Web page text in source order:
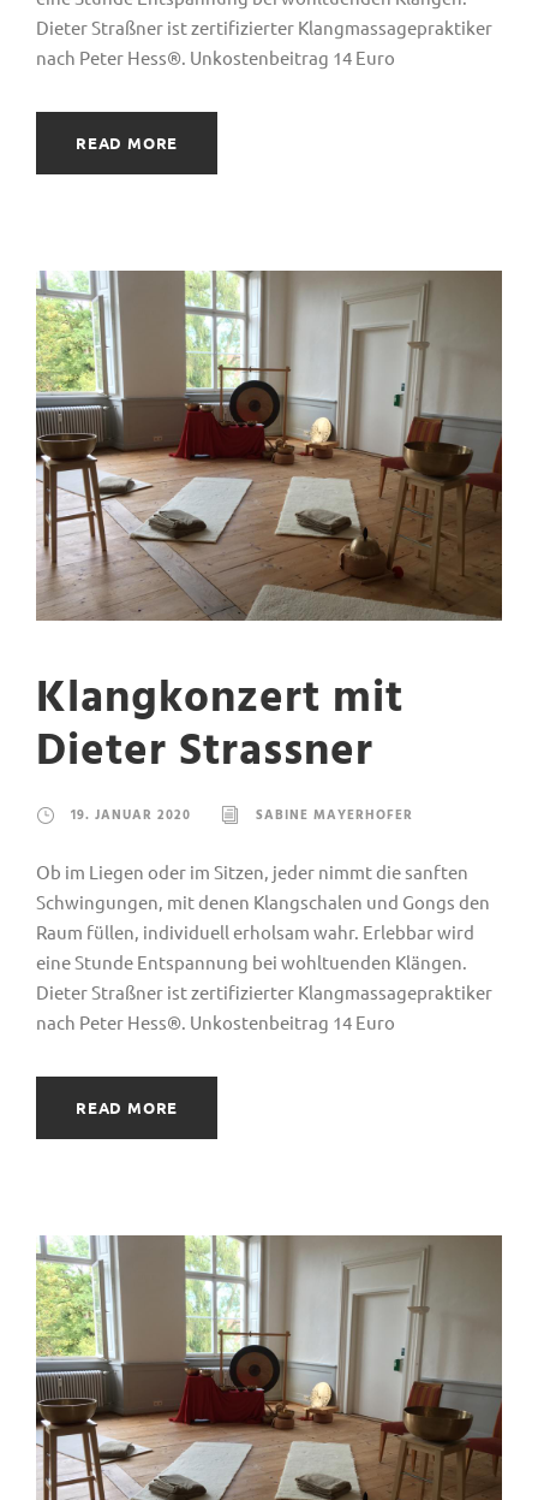
Dieter Straßner ist zertifizierter Klangmassagepraktiker
nach Peter Hess®. Unkostenbeitrag 14 Euro
READ MORE
Klangkonzert mit
Dieter Strassner
19. JANUAR 2020 SABINE MAYERHOFER
Ob im Liegen oder im Sitzen, jeder nimmt die sanften
Schwingungen, mit denen Klangschalen und Gongs den
Raum füllen, individuell erholsam wahr. Erlebbar wird
eine Stunde Entspannung bei wohltuenden Klängen.
Dieter Straßner ist zertifizierter Klangmassagepraktiker
nach Peter Hess®. Unkostenbeitrag 14 Euro
READ MORE